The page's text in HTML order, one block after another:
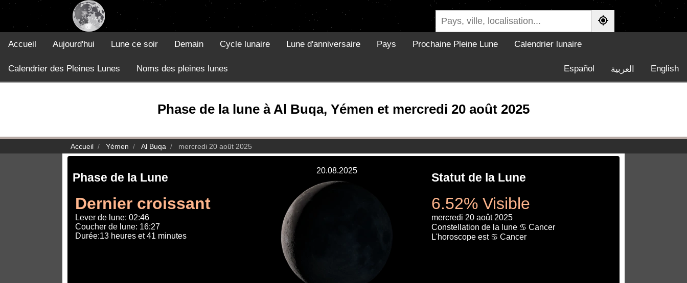
Accueil Aujourd'hui Lune ce soir Demain Cycle lunaire Lune d'anniversaire Pays Prochaine Pleine Lune Calendrier lunaire
Calendrier des Pleines Lunes Noms des pleines lunes English العربية Español
Phase de la lune à Al Buqa, Yémen et mercredi 20 août 2025
Accueil Yémen Al Buqa mercredi 20 août 2025
Phase de la Lune
Dernier croissant
Lever de lune: 02:46
Coucher de lune: 16:27
Durée:13 heures et 41 minutes
20.08.2025
Statut de la Lune
6.52% Visible
mercredi 20 août 2025
Constellation de la lune ♋ Cancer
L'horoscope est ♋ Cancer